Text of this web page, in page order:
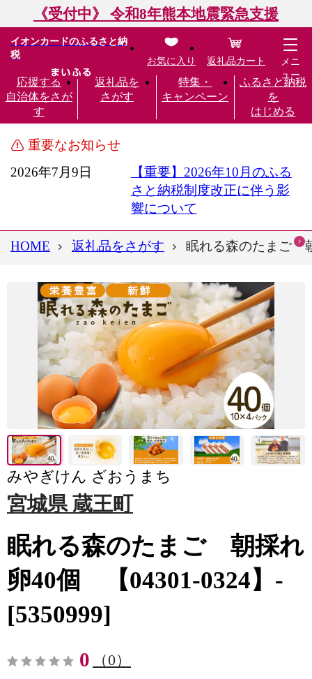
《受付中》 令和8年熊本地震緊急支援
イオンカードのふるさと納
税
応援する
自治体をさが
す
返礼品を
さがす
特集・
キャンペーン
ふるさと納税
を
はじめる
お気に入り 返礼品カート
メニ
ュー
重要なお知らせ
2026年7月9日
【重要】2026年10月のふる
さと納税制度改正に伴う影
響について
HOME 返礼品をさがす 眠れる森のたまご
みやぎけん ざおうまち
宮城県 蔵王町
眠れる森のたまご 朝採れ
卵40個 【04301-0324】-
[5350999]
0 （0）